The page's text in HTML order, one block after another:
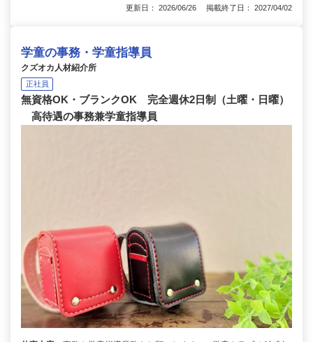
更新日： 2026/06/26 掲載終了日： 2027/04/02
学童の事務・学童指導員
クズオカ人材紹介所
正社員
無資格OK・ブランクOK 完全週休2日制（土曜・日曜）
高待遇の事務兼学童指導員